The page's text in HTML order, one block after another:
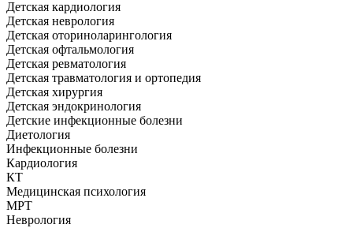
Детская кардиология
Детская неврология
Детская оториноларингология
Детская офтальмология
Детская ревматология
Детская травматология и ортопедия
Детская хирургия
Детская эндокринология
Детские инфекционные болезни
Диетология
Инфекционные болезни
Кардиология
КТ
Медицинская психология
МРТ
Неврология